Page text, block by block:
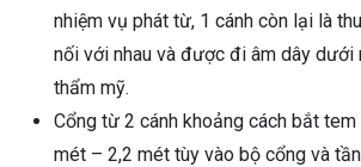
nhiệm vụ phát từ, 1 cánh còn lại là
nối với nhau và được đi âm dây dưới
thẩm mỹ.
Cổng từ 2 cánh khoảng cách bắt
mét – 2,2 mét tùy vào bộ cổng và